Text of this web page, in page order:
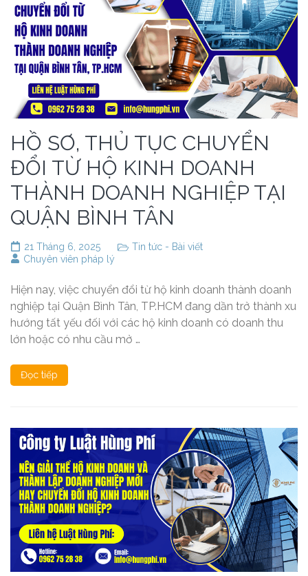
HỒ SƠ, THỦ TỤC CHUYỂN
ĐỔI TỪ HỘ KINH DOANH
THÀNH DOANH NGHIỆP TẠI
QUẬN BÌNH TÂN
21 Tháng 6, 2025
Tin tức - Bài viết
Chuyên viên pháp lý
Hiện nay, việc chuyển đổi từ hộ kinh doanh thành doanh
nghiệp tại Quận Bình Tân, TP.HCM đang dần trở thành xu
hướng tất yếu đối với các hộ kinh doanh có doanh thu
lớn hoặc có nhu cầu mở …
Đọc tiếp